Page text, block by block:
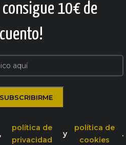
consigue 10€ de
,
política de
privacidad
y
política de
cookies
.